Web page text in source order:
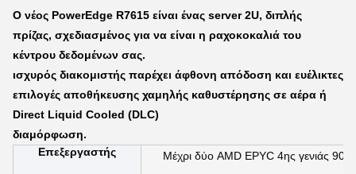
Ο νέος PowerEdge R7615 είναι ένας server 2U, διπλής
πρίζας, σχεδιασμένος για να είναι η ραχοκοκαλιά του
κέντρου δεδομένων σας.
ισχυρός διακομιστής παρέχει άφθονη απόδοση και ευέλικτες
επιλογές αποθήκευσης χαμηλής καθυστέρησης σε αέρα ή
Direct Liquid Cooled (DLC)
διαμόρφωση.
Επεξεργαστής
Μέχρι δύο AMD EPYC 4ης γενιάς